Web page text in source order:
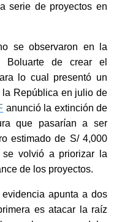
serie de proyectos en
se observaron en la
Boluarte de crear el
lo cual presentó un
República en julio de
anunció la extinción de
que pasarían a ser
estimado de S/ 4,000
volvió a priorizar la
de los proyectos.
apunta a dos
es atacar la raíz